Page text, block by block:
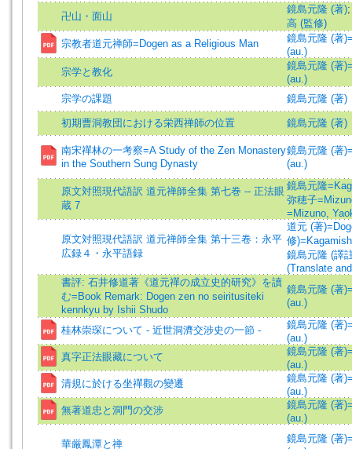
卍山・面山
鏡島元隆 (著)
高 (監修)
宗教者道元禅師=Dogen as a Religious Man
鏡島元隆 (著
(au.)
宗学と教化
鏡島元隆 (著
(au.)
宗学の課題
鏡島元隆 (著)
初期曹洞教団における栄西禅師の位置 鏡島元隆 (著)
南宋禪林の一考察=A Study of the Zen Monastery
in the Southern Sung Dynasty
鏡島元隆 (著
(au.)
原文対照現代語訳 道元禅師全集 第七巻 -- 正法眼
蔵 7
鏡島元隆
弥穂子
=Mizuno,
原文対照現代語訳 道元禅師全集 第十三卷：永平
広録４・永平語録
道元 (著
修
鏡島元隆 (譯
(Translate
書評: 石井修道著《道元禪の成立史的研究》を讀
む=Book Remark: Dogen zen no seiritusiteki
kennkyu by Ishii Shudo
鏡島元隆 (著
(au.)
桂林崇琛について - 近世洞濟交涉史の一節 -
鏡島元隆 (著
(au.)
真字正法眼藏について
鏡島元隆 (著
(au.)
清規に於ける坐禪觀の變遷
鏡島元隆 (著
(au.)
無著道忠と洞門の交涉
鏡島元隆 (著
(au.)
華厳鳳潭と禅
鏡島元隆 (著